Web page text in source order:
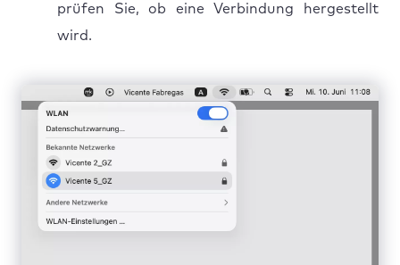
prüfen Sie, ob eine Verbindung hergestellt
wird.